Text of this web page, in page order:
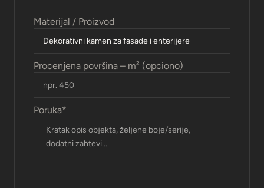
Materijal / Proizvod
Procenjena površina – m² (opciono)
Poruka*